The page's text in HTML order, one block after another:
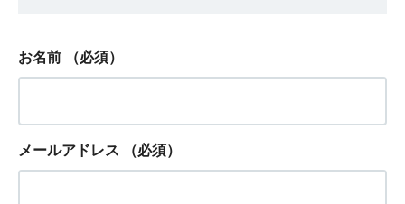
お名前 （必須）
メールアドレス （必須）